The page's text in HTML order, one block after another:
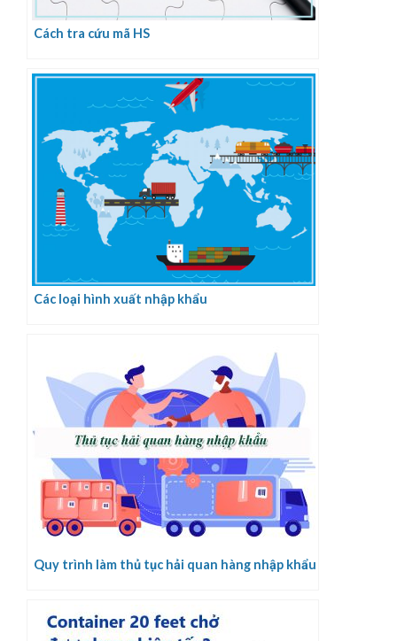
Cách tra cứu mã HS
Các loại hình xuất nhập khẩu
Quy trình làm thủ tục hải quan hàng nhập khẩu